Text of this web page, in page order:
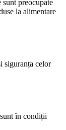
preocupate
la alimentare
siguranța celor
în condiții